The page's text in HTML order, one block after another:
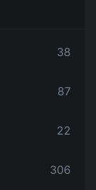
38
87
22
306